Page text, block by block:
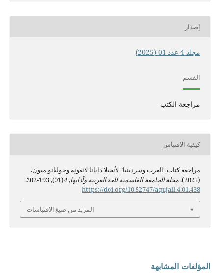
إصدار
مجلد 4 عدد 01 (2025)
القسم
مراجعة الكتب
كيفية الاقتباس
مراجعة كتاب "العرب وسردينيا" لأنجيلا دايانا لانغونِه وجوليانو ميون.
(2025).
مجلة الجامعة القاسمية للغة العربية وآدابها,
4
(01), 193-202.
https://doi.org/10.52747/aqujall.4.01.438
المزيد من صيغ الاقتباسات
المؤلفات المشابهة